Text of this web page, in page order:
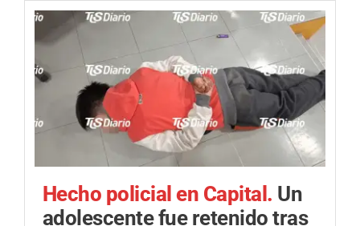
Hecho policial en Capital. Un
adolescente fue retenido tras